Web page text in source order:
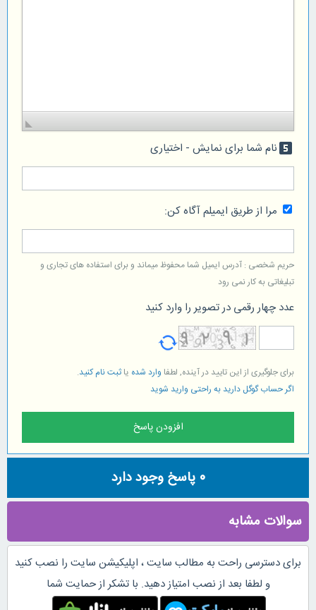
looks_5نام شما برای نمایش - اختیاری
مرا از طریق ایمیلم آگاه کن:
حریم شخصی : آدرس ایمیل شما محفوظ میماند و برای استفاده های تجاری و
تبلیغاتی به کار نمی رود
عدد چهار رقمی در تصویر را وارد کنید
برای جلوگیری از این تایید در آینده, لطفا وارد شده یاثبت نام کنید.
اگر حساب گوگل دارید به راحتی وارید شوید
0 پاسخ وجود دارد
سوالات مشابه
برای دسترسی راحت به مطالب سایت ، اپلیکیشن سایت را نصب کنید
و لطفا بعد از نصب امتیاز دهید. با تشکر از حمایت شما